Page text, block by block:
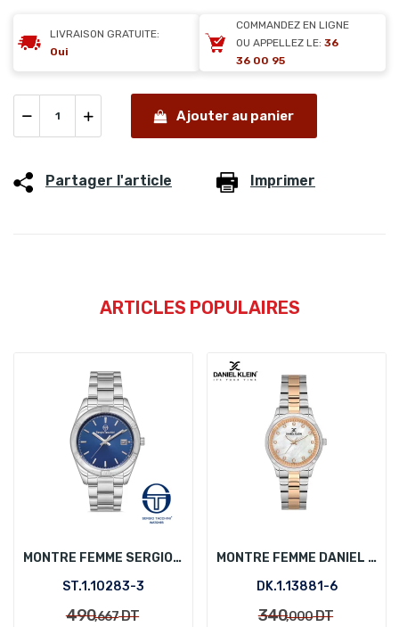
LIVRAISON GRATUITE:
Oui
COMMANDEZ EN LIGNE
OU APPELLEZ LE: 36
36 00 95
Ajouter au panier
Partager l'article Imprimer
ARTICLES POPULAIRES
MONTRE FEMME SERGIO TACCHINI ST.1.10283-3
ST.1.10283-3
490,667DT
MONTRE FEMME DANIEL KLEIN DK.1.13881-6
DK.1.13881-6
340,000DT